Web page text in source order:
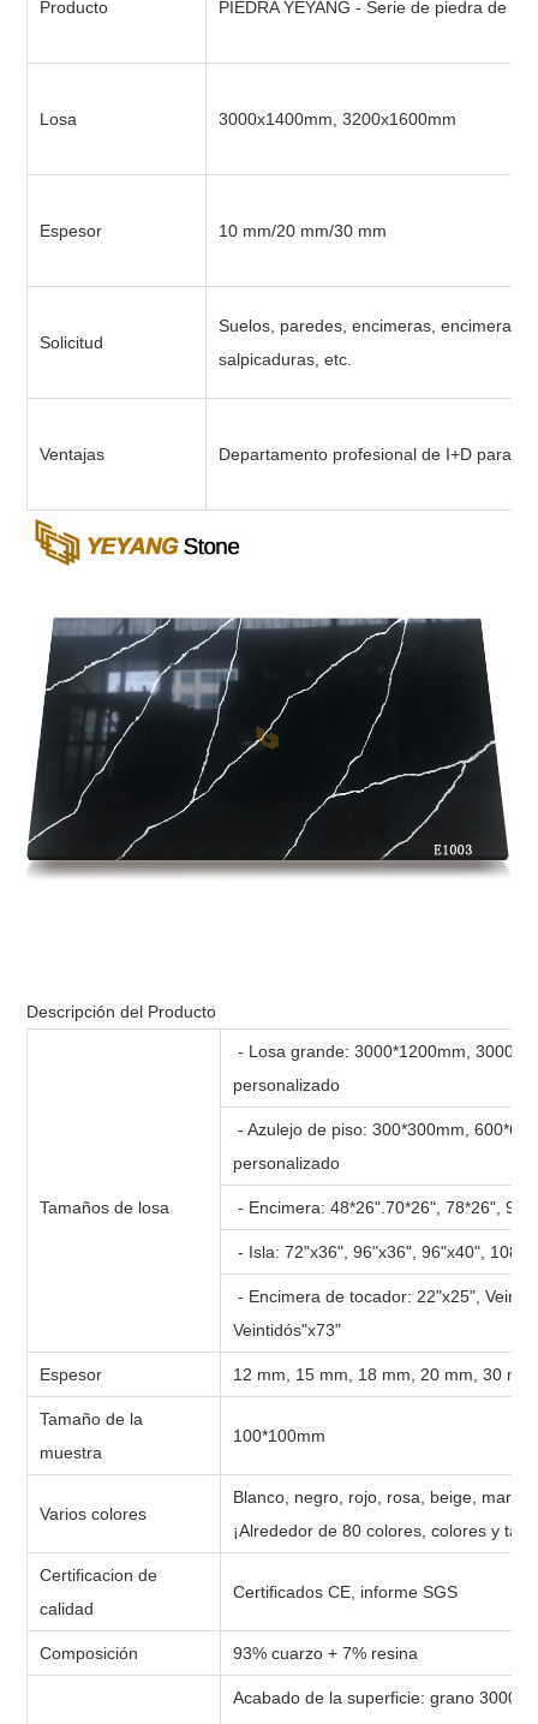
Producto PIEDRA YEYANG - Serie de piedra de
Losa 3000x1400mm, 3200x1600mm
Espesor 10 mm/20 mm/30 mm
Solicitud
Suelos, paredes, encimeras, encimeras,
salpicaduras, etc.
Ventajas Departamento profesional de I+D para el
Descripción del Producto
Tamaños de losa
- Losa grande: 3000*1200mm,
personalizado
- Azulejo de piso: 300*300mm,
personalizado
- Encimera: 48*26".70*26", 78*26",
- Isla: 72"x36", 96"x36", 96"x40",
- Encimera de tocador: 22"x25",
Veintidós"x73"
Espesor 12 mm, 15 mm, 18 mm, 20 mm, 30 mm
Tamaño de la
muestra
100*100mm
Varios colores
Blanco, negro, rojo, rosa, beige,
¡Alrededor de 80 colores, colores y
Certificacion de
calidad
Certificados CE, informe SGS
Composición 93% cuarzo + 7% resina
Acabado de la superficie: grano 3000